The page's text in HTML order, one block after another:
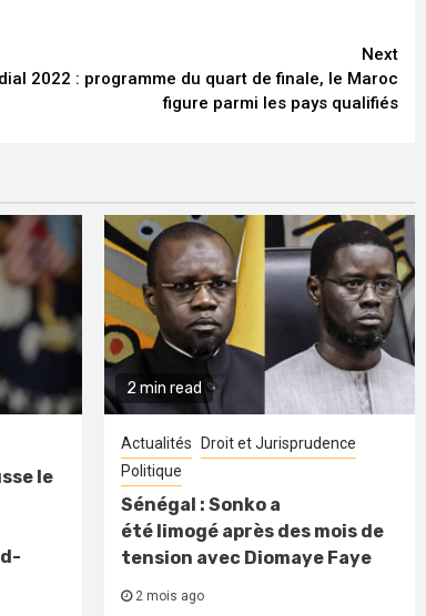
Next
2022 : programme du quart de finale, le Maroc
figure parmi les pays qualifiés
le
2 min read
Actualités
Droit et Jurisprudence
Politique
Sénégal : Sonko a
été limogé après des mois de
tension avec Diomaye Faye
2 mois ago